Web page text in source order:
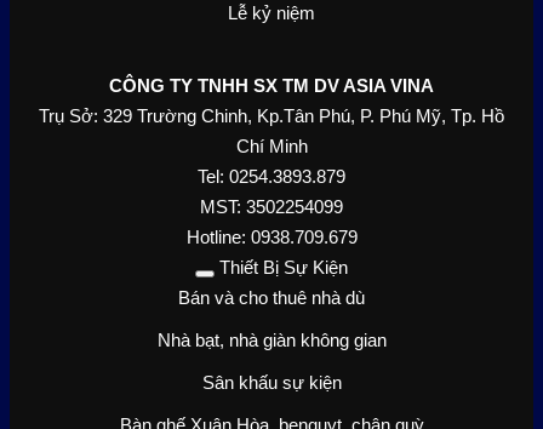
Lễ kỷ niệm
CÔNG TY TNHH SX TM DV ASIA VINA
Trụ Sở: 329 Trường Chinh, Kp.Tân Phú, P. Phú Mỹ, Tp. Hồ
Chí Minh
Tel: 0254.3893.879
MST: 3502254099
Hotline: 0938.709.679
Thiết Bị Sự Kiện
Bán và cho thuê nhà dù
Nhà bạt, nhà giàn không gian
Sân khấu sự kiện
Bàn ghế Xuân Hòa, benquyt, chân quỳ